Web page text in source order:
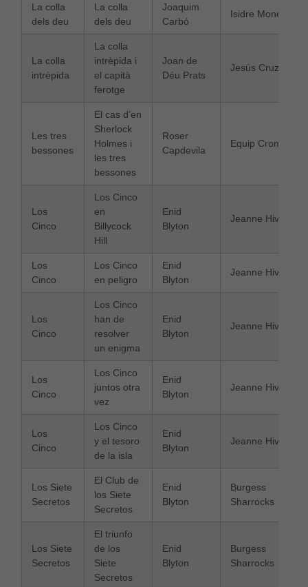
La colla
dels deu
La colla
dels deu
Joaquim
Carbó
Isidre Monés
La colla
intrèpida
La colla
intrèpida i
el capità
ferotge
Joan de
Déu Prats
Jesús Cruz
Les tres
bessones
El cas d’en
Sherlock
Holmes i
les tres
bessones
Roser
Capdevila
Equip
Los
Cinco
Los Cinco
en
Billycock
Hill
Enid
Blyton
Jeanne Hive
Los
Cinco
Los Cinco
en peligro
Enid
Blyton
Jeanne Hive
Los
Cinco
Los Cinco
han de
resolver
un enigma
Enid
Blyton
Jeanne Hive
Los
Cinco
Los Cinco
juntos otra
vez
Enid
Blyton
Jeanne Hive
Los
Cinco
Los Cinco
y el tesoro
de la isla
Enid
Blyton
Jeanne Hive
Los Siete
Secretos
El Club de
los Siete
Secretos
Enid
Blyton
Burgess
Sharrocks
Los Siete
Secretos
El triunfo
de los
Siete
Secretos
Enid
Blyton
Burgess
Sharrocks